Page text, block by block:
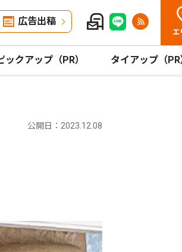
広告出稿
エ
ックアップ（PR） タイアップ（PR
公開日：2023.12.08